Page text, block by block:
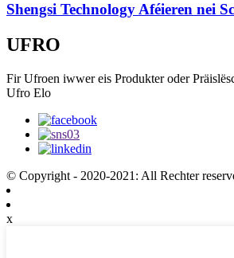
Shengsi Technology Aféieren nei
UFRO
Fir Ufroen iwwer eis Produkter oder
Ufro Elo
© Copyright - 2020-2021: All Rechter
x